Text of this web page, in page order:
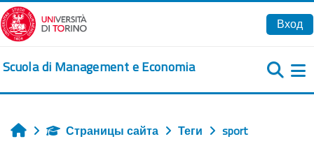
Перейти к основному содержанию
Вход
Scuola di Management e Economia
ГлавнаяСтраницы сайта Теги sport